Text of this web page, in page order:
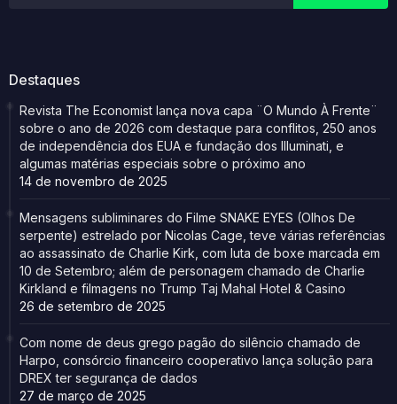
Destaques
Revista The Economist lança nova capa ¨O Mundo À Frente¨
sobre o ano de 2026 com destaque para conflitos, 250 anos
de independência dos EUA e fundação dos Illuminati, e
algumas matérias especiais sobre o próximo ano
14 de novembro de 2025
Mensagens subliminares do Filme SNAKE EYES (Olhos De
serpente) estrelado por Nicolas Cage, teve várias referências
ao assassinato de Charlie Kirk, com luta de boxe marcada em
10 de Setembro; além de personagem chamado de Charlie
Kirkland e filmagens no Trump Taj Mahal Hotel & Casino
26 de setembro de 2025
Com nome de deus grego pagão do silêncio chamado de
Harpo, consórcio financeiro cooperativo lança solução para
DREX ter segurança de dados
27 de março de 2025